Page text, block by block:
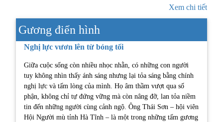
Xem chi tiết
Gương điển hình
Nghị lực vươn lên từ bóng tối
Giữa cuộc sống còn nhiều nhọc nhằn, có những con người
tuy không nhìn thấy ánh sáng nhưng lại tỏa sáng bằng chính
nghị lực và tấm lòng của mình. Họ âm thầm vượt qua số
phận, không chỉ tự đứng vững mà còn nâng đỡ, lan tỏa niềm
tin đến những người cùng cảnh ngộ. Ông Thái Sơn – hội viên
Hội Người mù tỉnh Hà Tĩnh – là một trong những tấm gương